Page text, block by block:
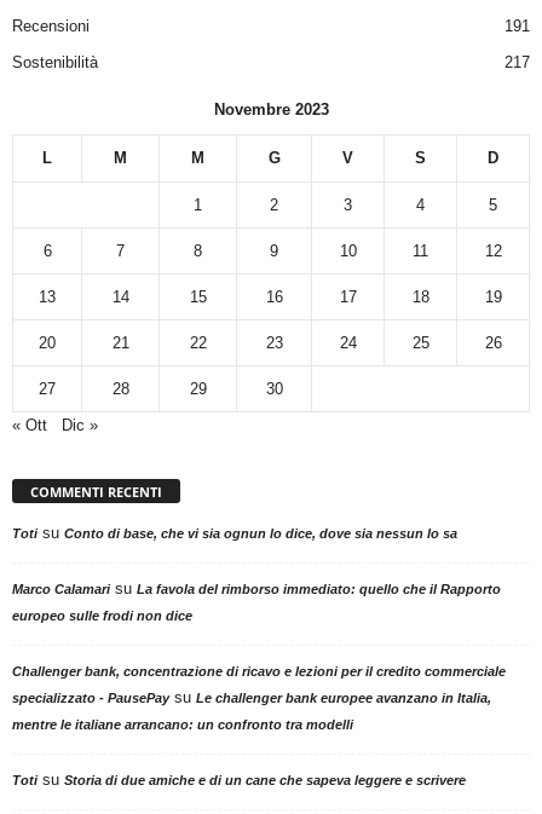
Recensioni
191
Sostenibilità
217
Novembre 2023
L M M G V S D
1 2 3 4 5
6 7 8 9 10 11 12
13 14 15 16 17 18 19
20 21 22 23 24 25 26
27 28 29
30
« Ott
Dic »
COMMENTI RECENTI
Totisu Conto di base, che vi sia ognun lo dice, dove sia nessun lo sa
Marco Calamarisu La favola del rimborso immediato: quello che il Rapporto
europeo sulle frodi non dice
Challenger bank, concentrazione di ricavo e lezioni per il credito commerciale
specializzato - PausePaysu Le challenger bank europee avanzano in Italia,
mentre le italiane arrancano: un confronto tra modelli
Totisu Storia di due amiche e di un cane che sapeva leggere e scrivere